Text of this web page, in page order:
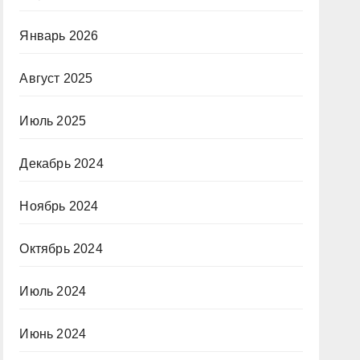
Январь 2026
Август 2025
Июль 2025
Декабрь 2024
Ноябрь 2024
Октябрь 2024
Июль 2024
Июнь 2024